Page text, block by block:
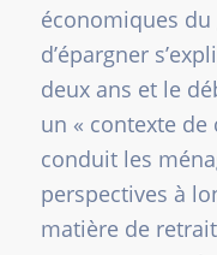
économiques du
d’épargner
deux ans et le
un « contexte de
conduit les
perspectives à
matière de